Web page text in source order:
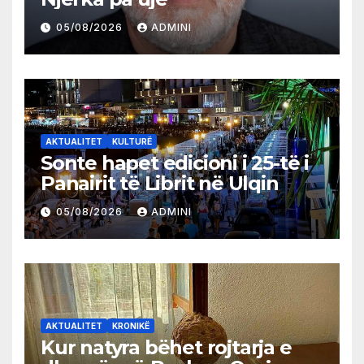
05/08/2026 ADMINI
AKTUALITET KULTURË
Sonte hapet edicioni i 25-të i
Panairit të Librit në Ulqin
05/08/2026 ADMINI
AKTUALITET KRONIKË
Kur natyra bëhet rojtarja e